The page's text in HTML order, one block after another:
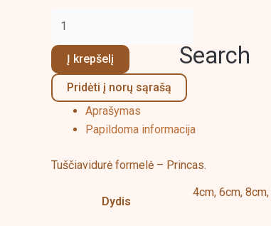
Search
Į krepšelį
Pridėti į norų sąrašą
Aprašymas
Papildoma informacija
Tuščiavidurė formelė – Princas.
Dydis
4cm, 6cm,